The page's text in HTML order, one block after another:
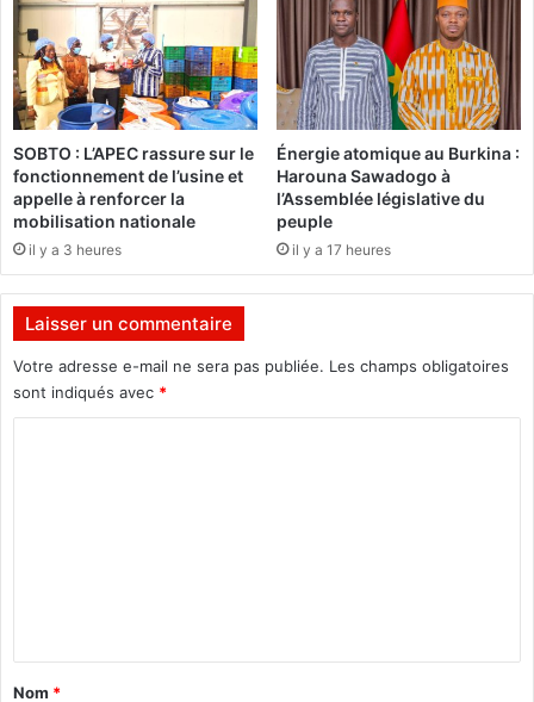
u
N
g
é
r
i
a
é
c
s
i
n
s
:
L
c
e
d
o
d
SOBTO : L’APEC rassure sur le
fonctionnement de l’usine et
appelle à renforcer la
mobilisation nationale
il y a 3 heures
Énergie atomique au Burkina :
Harouna Sawadogo à
l’Assemblée législative du
peuple
il y a 17 heures
Laisser un commentaire
Votre adresse e-mail ne sera pas publiée. Les champs obligatoires
sont indiqués avec *
a
Nom *